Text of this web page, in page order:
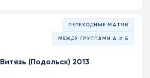
ПЕРЕХОДНЫЕ МАТЧИ
МЕЖДУ ГРУППАМИ А И Б
Витязь (Подольск) 2013